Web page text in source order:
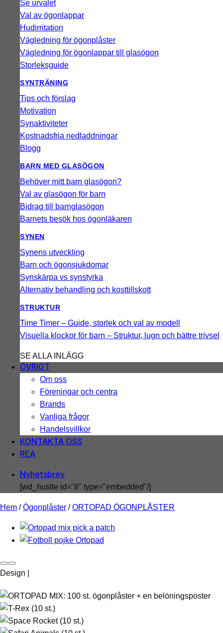
Se urvalet
Val av ögonlappar
Hudirritation
Vägledning för ögonplåster
Vägledning för ögonlappar till glasögon
Storleksguide
SYNTRÄNING
Tips och förslag
Motivation
Synaktiviteter
Kostnadsfria nedladdningar
Blogg
BARN MED GLASÖGON
Behöver mitt barn glasögon?
Val av glasögon för barn
Bidrag till barnglasögon
Barnets besök hos ögonläkaren
SYNEN
Synens utveckling
Barn och ögonsjukdomar
Synskärpa vs synstyrka
Alternativ behandling och kosttillskott
STRUKTUR
Time Timer – Guide, storlek och val av modell
Visuella klockor för barn – Struktur, lugn och bättre trivsel
SE ALLA INLÄGG
ÖVRIGT
Om oss
Föreningar och centra
Brands
Vanliga frågor
Handelsvillkor
KONTAKTA OSS
REA
Nyhetsbrev
[wd_hustle id="8" type="embedded"/]
Hem / Ögonplåster / ORTOPAD ÖGONPLÅSTER
Design |